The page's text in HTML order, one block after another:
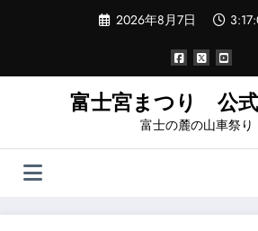
ツ
2026年8月7日
富士宮まつり 公
富士の麓の山車祭り